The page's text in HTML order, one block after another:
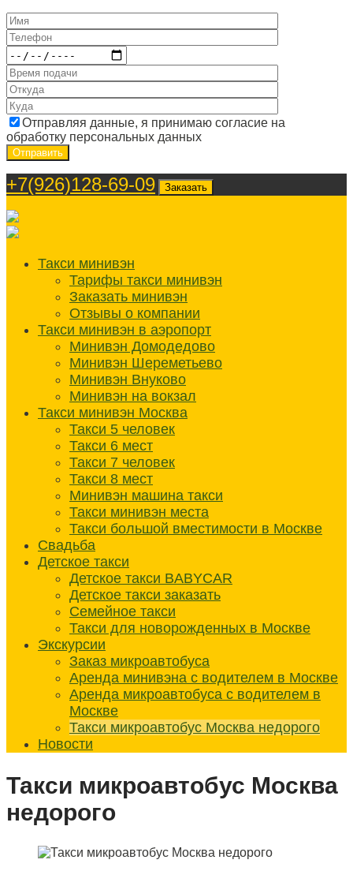
Отправляя данные, я принимаю согласие на
обработку персональных данных
+7(926)128-69-09 Заказать
Такси минивэн
Тарифы такси минивэн
Заказать минивэн
Отзывы о компании
Такси минивэн в аэропорт
Минивэн Домодедово
Минивэн Шереметьево
Минивэн Внуково
Минивэн на вокзал
Такси минивэн Москва
Такси 5 человек
Такси 6 мест
Такси 7 человек
Такси 8 мест
Минивэн машина такси
Такси минивэн места
Такси большой вместимости в Москве
Свадьба
Детское такси
Детское такси BABYCAR
Детское такси заказать
Семейное такси
Такси для новорожденных в Москве
Экскурсии
Заказ микроавтобуса
Аренда минивэна с водителем в Москве
Аренда микроавтобуса с водителем в
Москве
Такси микроавтобус Москва недорого
Новости
Такси микроавтобус Москва
недорого